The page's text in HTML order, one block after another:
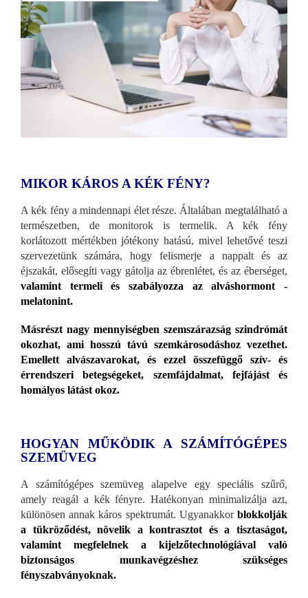
MIKOR KÁROS A KÉK FÉNY?
A kék fény a mindennapi élet része. Általában megtalálható a
természetben, de monitorok is termelik. A kék fény
korlátozott mértékben jótékony hatású, mivel lehetővé teszi
szervezetünk számára, hogy felismerje a nappalt és az
éjszakát, elősegíti vagy gátolja az ébrenlétet, és az éberséget,
valamint termeli és szabályozza az alváshormont -
melatonint.
Másrészt nagy mennyiségben szemszárazság szindrómát
okozhat, ami hosszú távú szemkárosodáshoz vezethet.
Emellett alvászavarokat, és ezzel összefüggő szív- és
érrendszeri betegségeket, szemfájdalmat, fejfájást és
homályos látást okoz.
HOGYAN MŰKÖDIK A SZÁMÍTÓGÉPES
SZEMÜVEG
A számítógépes szemüveg alapelve egy speciális szűrő,
amely reagál a kék fényre. Hatékonyan minimalizálja azt,
különösen annak káros spektrumát. Ugyanakkor blokkolják
a tükröződést, növelik a kontrasztot és a tisztaságot,
valamint megfelelnek a kijelzőtechnológiával való
biztonságos munkavégzéshez szükséges
fényszabványoknak.